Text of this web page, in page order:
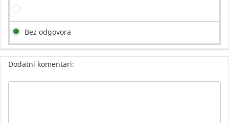
Bez odgovora
Dodatni komentari: